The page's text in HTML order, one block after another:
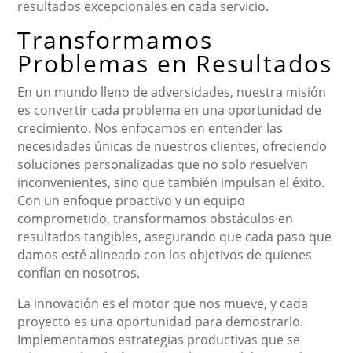
resultados excepcionales en cada servicio.
Transformamos
Problemas en Resultados
En un mundo lleno de adversidades, nuestra misión
es convertir cada problema en una oportunidad de
crecimiento. Nos enfocamos en entender las
necesidades únicas de nuestros clientes, ofreciendo
soluciones personalizadas que no solo resuelven
inconvenientes, sino que también impulsan el éxito.
Con un enfoque proactivo y un equipo
comprometido, transformamos obstáculos en
resultados tangibles, asegurando que cada paso que
damos esté alineado con los objetivos de quienes
confían en nosotros.
La innovación es el motor que nos mueve, y cada
proyecto es una oportunidad para demostrarlo.
Implementamos estrategias productivas que se